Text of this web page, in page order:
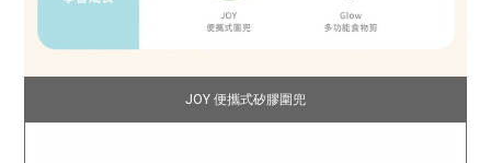
JOY 便攜式矽膠圍兜